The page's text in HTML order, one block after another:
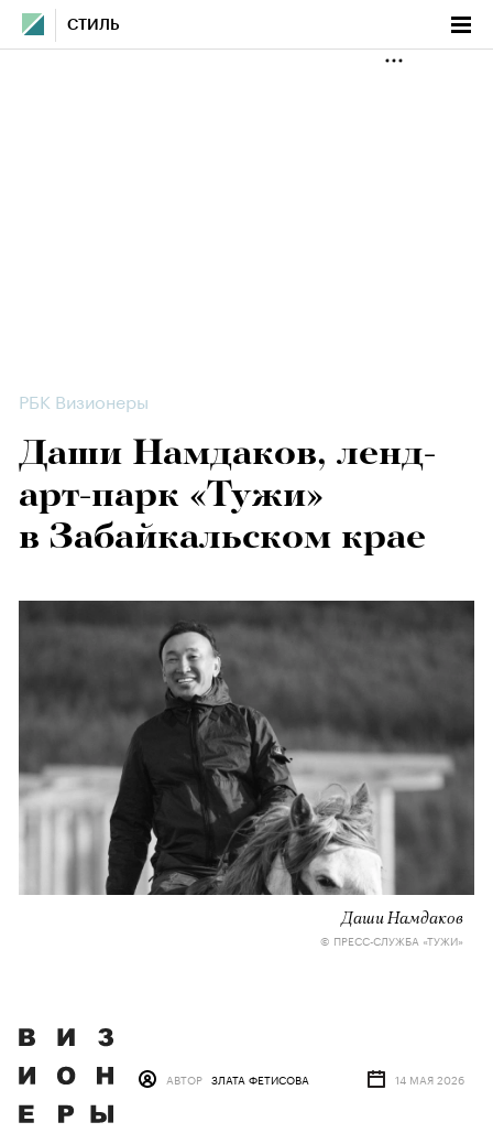
СТИЛЬ
РБК Визионеры
Даши Намдаков, ленд-
арт-парк «Тужи»
в Забайкальском крае
Даши Намдаков
© ПРЕСС-СЛУЖБА «ТУЖИ»
АВТОР ЗЛАТА ФЕТИСОВА 14 МАЯ 2026